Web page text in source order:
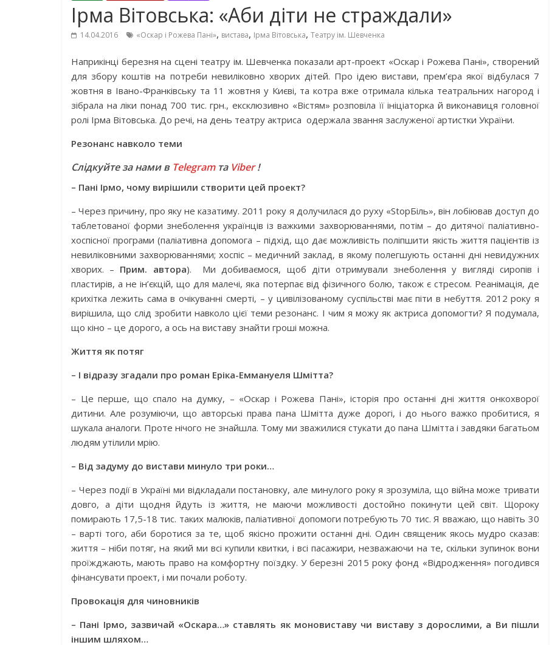
Ірма Вітовська: «Аби діти не страждали»
14.04.2016 «Оскар і Рожева Пані», вистава, Ірма Вітовська, Театру ім. Шевченка
Наприкінці березня на сцені театру ім. Шевченка показали арт-проект «Оскар і Рожева Пані», створений
для збору коштів на потреби невиліковно хворих дітей. Про ідею вистави, прем’єра якої відбулася 7
жовтня в Івано-Франківську та 11 жовтня у Києві, та котра вже отримала кілька театральних нагород і
зібрала на ліки понад 700 тис. грн., ексклюзивно «Вістям» розповіла її ініціаторка й виконавиця головної
ролі Ірма Вітовська. До речі, на день театру актриса одержала звання заслуженої артистки України.
Резонанс навколо теми
Слідкуйте за нами в Telegramта Viber!
– Пані Ірмо, чому вирішили створити цей проект?
– Через причину, про яку не казатиму. 2011 року я долучилася до руху «StopБіль», він лобіював доступ до
таблетованої форми знеболення українців із важкими захворюваннями, потім – до дитячої паліативно-
хоспісної програми (паліативна допомога – підхід, що дає можливість поліпшити якість життя пацієнтів із
невиліковними захворюваннями; хоспіс – медичний заклад, в якому полегшують останні дні невидужних
хворих. – Прим. автора). Ми добиваємося, щоб діти отримували знеболення у вигляді сиропів і
пластирів, а не ін’єкцій, що для малечі, яка потерпає від фізичного болю, також є стресом. Реанімація, де
крихітка лежить сама в очікуванні смерті, – у цивілізованому суспільстві має піти в небуття. 2012 року я
вирішила, що слід зробити навколо цієї теми резонанс. І чим я можу як актриса допомо­г­­ти? Я подумала,
що кіно – це дорого, а ось на виставу знайти гроші можна.
Життя як потяг
– І відразу згадали про роман Еріка-Еммануеля Шмітта?
– Це перше, що спало на думку, – «Оскар і Рожева Пані», історія про останні дні життя онкохворої
дитини. Але розуміючи, що авторські права пана Шмітта дуже дорогі, і до нього важко пробитися, я
шукала аналоги. Проте нічого не знайшла. Тому ми зважилися стукати до пана Шмітта і завдяки багатьом
людям утілили мрію.
– Від задуму до вистави минуло три роки…
– Через події в Україні ми відкладали постановку, але минулого року я зрозуміла, що війна може тривати
довго, а діти що­дня йдуть із життя, не маючи можливості достойно покинути цей світ. Щороку
помирають 17,5-18 тис. таких малюків, паліативної допомоги потребують 70 тис. Я вважаю, що навіть 30
– варті того, аби боротися за те, щоб якісно прожити останні дні. Один священик якось мудро сказав:
життя – ніби потяг, на який ми всі купили квитки, і всі пасажири, незважаючи на те, скільки зупинок вони
проїжджають, мають право на комфортну поїздку. У березні 2015 року фонд «Відродження» погодився
фінансувати проект, і ми почали роботу.
Провокація для чиновників
– Пані Ірмо, зазвичай «Оскара…» ставлять як моновиставу чи виставу з дорослими, а Ви пішли
іншим шляхом…